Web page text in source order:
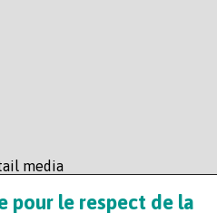
media
pour le respect de la